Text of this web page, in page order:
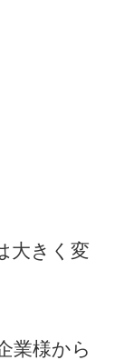
大きく変
業様から